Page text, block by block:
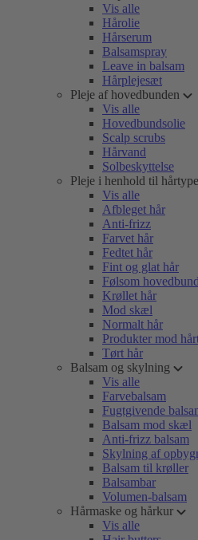
Vis alle
Hårolie
Hårserum
Balsamspray
Leave in balsam
Hårplejesæt
Pleje af hovedbunden
Vis alle
Hovedbundsolie
Scalp scrubs
Hårvand
Solbeskyttelse
Pleje i henhold til hårtype
Vis alle
Afbleget hår
Anti-frizz
Farvet hår
Fedtet hår
Fint og glat hår
Følsom hovedbund
Krøllet hår
Mod skæl
Normalt hår
Produkter mod
Tørt hår
Balsam og skylning
Vis alle
Farvebalsam
Fugtgivende
Balsam mod skæl
Anti-frizz balsam
Skylning af
Balsam til krøller
Balsambar
Volumen-balsam
Hårmaske og hårkur
Vis alle